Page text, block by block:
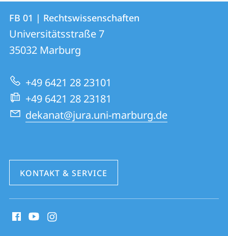
Kontakt
und
Informationen
zur
Website
Kontaktinformationen
FB
01
|
Rechtswissenschaften
FB 01 | Rechtswissenschaften
Universitätsstraße 7
35032 Marburg
+49 6421 28 23101
+49 6421 28 23181
dekanat@jura.uni-marburg.de
KONTAKT & SERVICE
Media